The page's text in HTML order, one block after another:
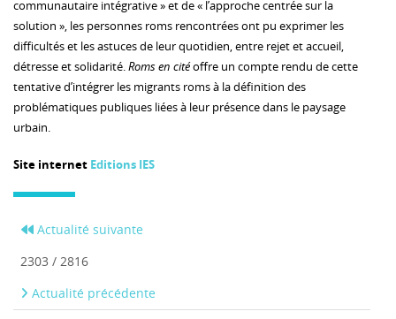
communautaire intégrative » et de « l’approche centrée sur la
solution », les personnes roms rencontrées ont pu exprimer les
difficultés et les astuces de leur quotidien, entre rejet et accueil,
détresse et solidarité.Roms en citéoffre un compte rendu de cette
tentative d’intégrer les migrants roms à la définition des
problématiques publiques liées à leur présence dans le paysage
urbain.
Site internet Editions IES
Actualité suivante
2303 / 2816
Actualité précédente